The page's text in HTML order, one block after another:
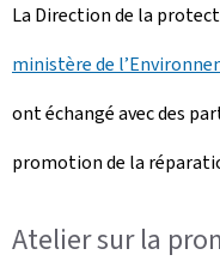
é
e
l
e
La Direction de la
ministère de
ont échangé avec des
promotion de la
Atelier sur la